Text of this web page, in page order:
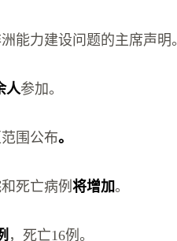
能力建设问题的主席声明
人参加。
围公布。
死亡病例将增加。
，死亡16例。